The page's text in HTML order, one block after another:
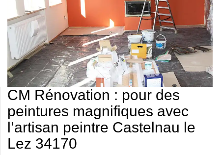
CM Rénovation : pour des
peintures magnifiques avec
l’artisan peintre Castelnau le
Lez 34170